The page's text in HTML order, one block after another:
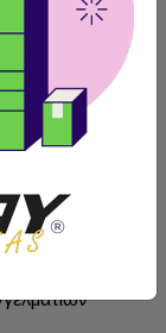
προϊόντα
Η Gappay
εμπρός και θα